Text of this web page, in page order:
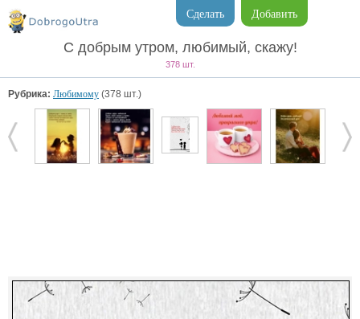
Добавить
Сделать
С добрым утром, любимый, скажу!
378 шт.
Рубрика: Любимому (378 шт.)